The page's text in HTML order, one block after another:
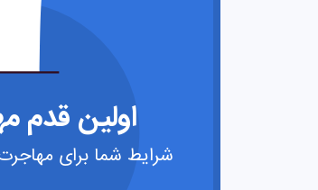
اولین قدم
شرایط شما برای